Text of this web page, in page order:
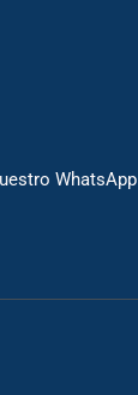
WhatsApp